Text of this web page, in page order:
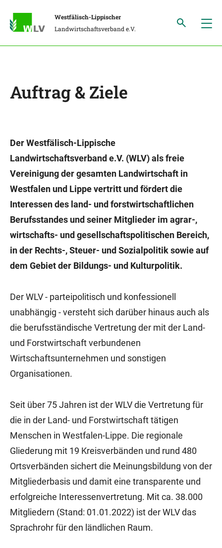
Westfälisch-Lippischer
Landwirtschaftsverband e.V.
Auftrag & Ziele
Der Westfälisch-Lippische
Landwirtschaftsverband e.V. (WLV) als freie
Vereinigung der gesamten Landwirtschaft in
Westfalen und Lippe vertritt und fördert die
Interessen des land- und forstwirtschaftlichen
Berufsstandes und seiner Mitglieder im agrar-,
wirtschafts- und gesellschaftspolitischen Bereich,
in der Rechts-, Steuer- und Sozialpolitik sowie auf
dem Gebiet der Bildungs- und Kulturpolitik.
Der WLV - parteipolitisch und konfessionell
unabhängig - versteht sich darüber hinaus auch als
die berufsständische Vertretung der mit der Land-
und Forstwirtschaft verbundenen
Wirtschaftsunternehmen und sonstigen
Organisationen.
Seit über 75 Jahren ist der WLV die Vertretung für
die in der Land- und Forstwirtschaft tätigen
Menschen in Westfalen-Lippe. Die regionale
Gliederung mit 19 Kreisverbänden und rund 480
Ortsverbänden sichert die Meinungsbildung von der
Mitgliederbasis und damit eine transparente und
erfolgreiche Interessenvertretung. Mit ca. 38.000
Mitgliedern (Stand: 01.01.2022) ist der WLV das
Sprachrohr für den ländlichen Raum.